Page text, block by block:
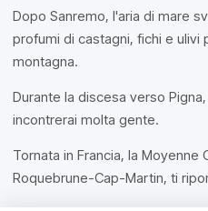
Dopo Sanremo, l'aria di mare
profumi di castagni, fichi e ulivi
montagna.
Durante la discesa verso
incontrerai molta gente.
Tornata in Francia, la Moyenne
Roquebrune-Cap-Martin, ti